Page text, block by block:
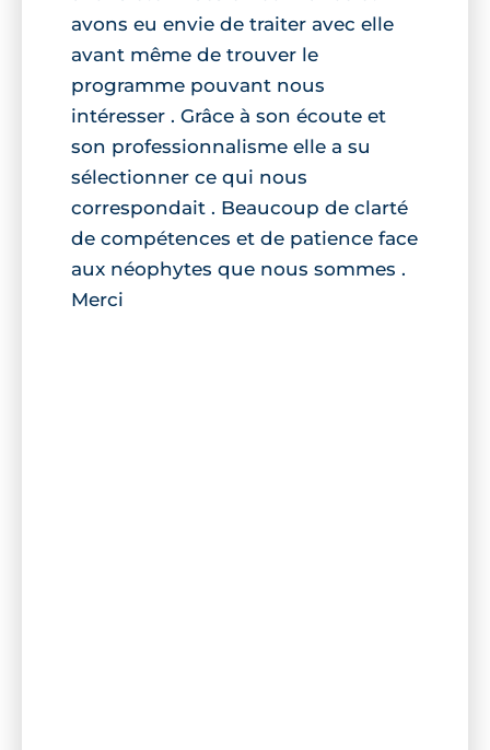
avons eu envie de traiter avec elle
avant même de trouver le
programme pouvant nous
intéresser . Grâce à son écoute et
son professionnalisme elle a su
sélectionner ce qui nous
correspondait . Beaucoup de clarté
de compétences et de patience face
aux néophytes que nous sommes .
Merci